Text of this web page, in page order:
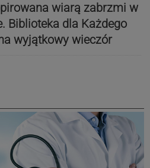
wiarą zabrzmi w
Biblioteka dla Każdego
wyjątkowy wieczór